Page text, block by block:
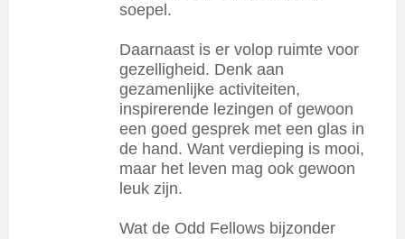
soepel.
Daarnaast is er volop ruimte voor
gezelligheid. Denk aan
gezamenlijke activiteiten,
inspirerende lezingen of gewoon
een goed gesprek met een glas in
de hand. Want verdieping is mooi,
maar het leven mag ook gewoon
leuk zijn.
Wat de Odd Fellows bijzonder